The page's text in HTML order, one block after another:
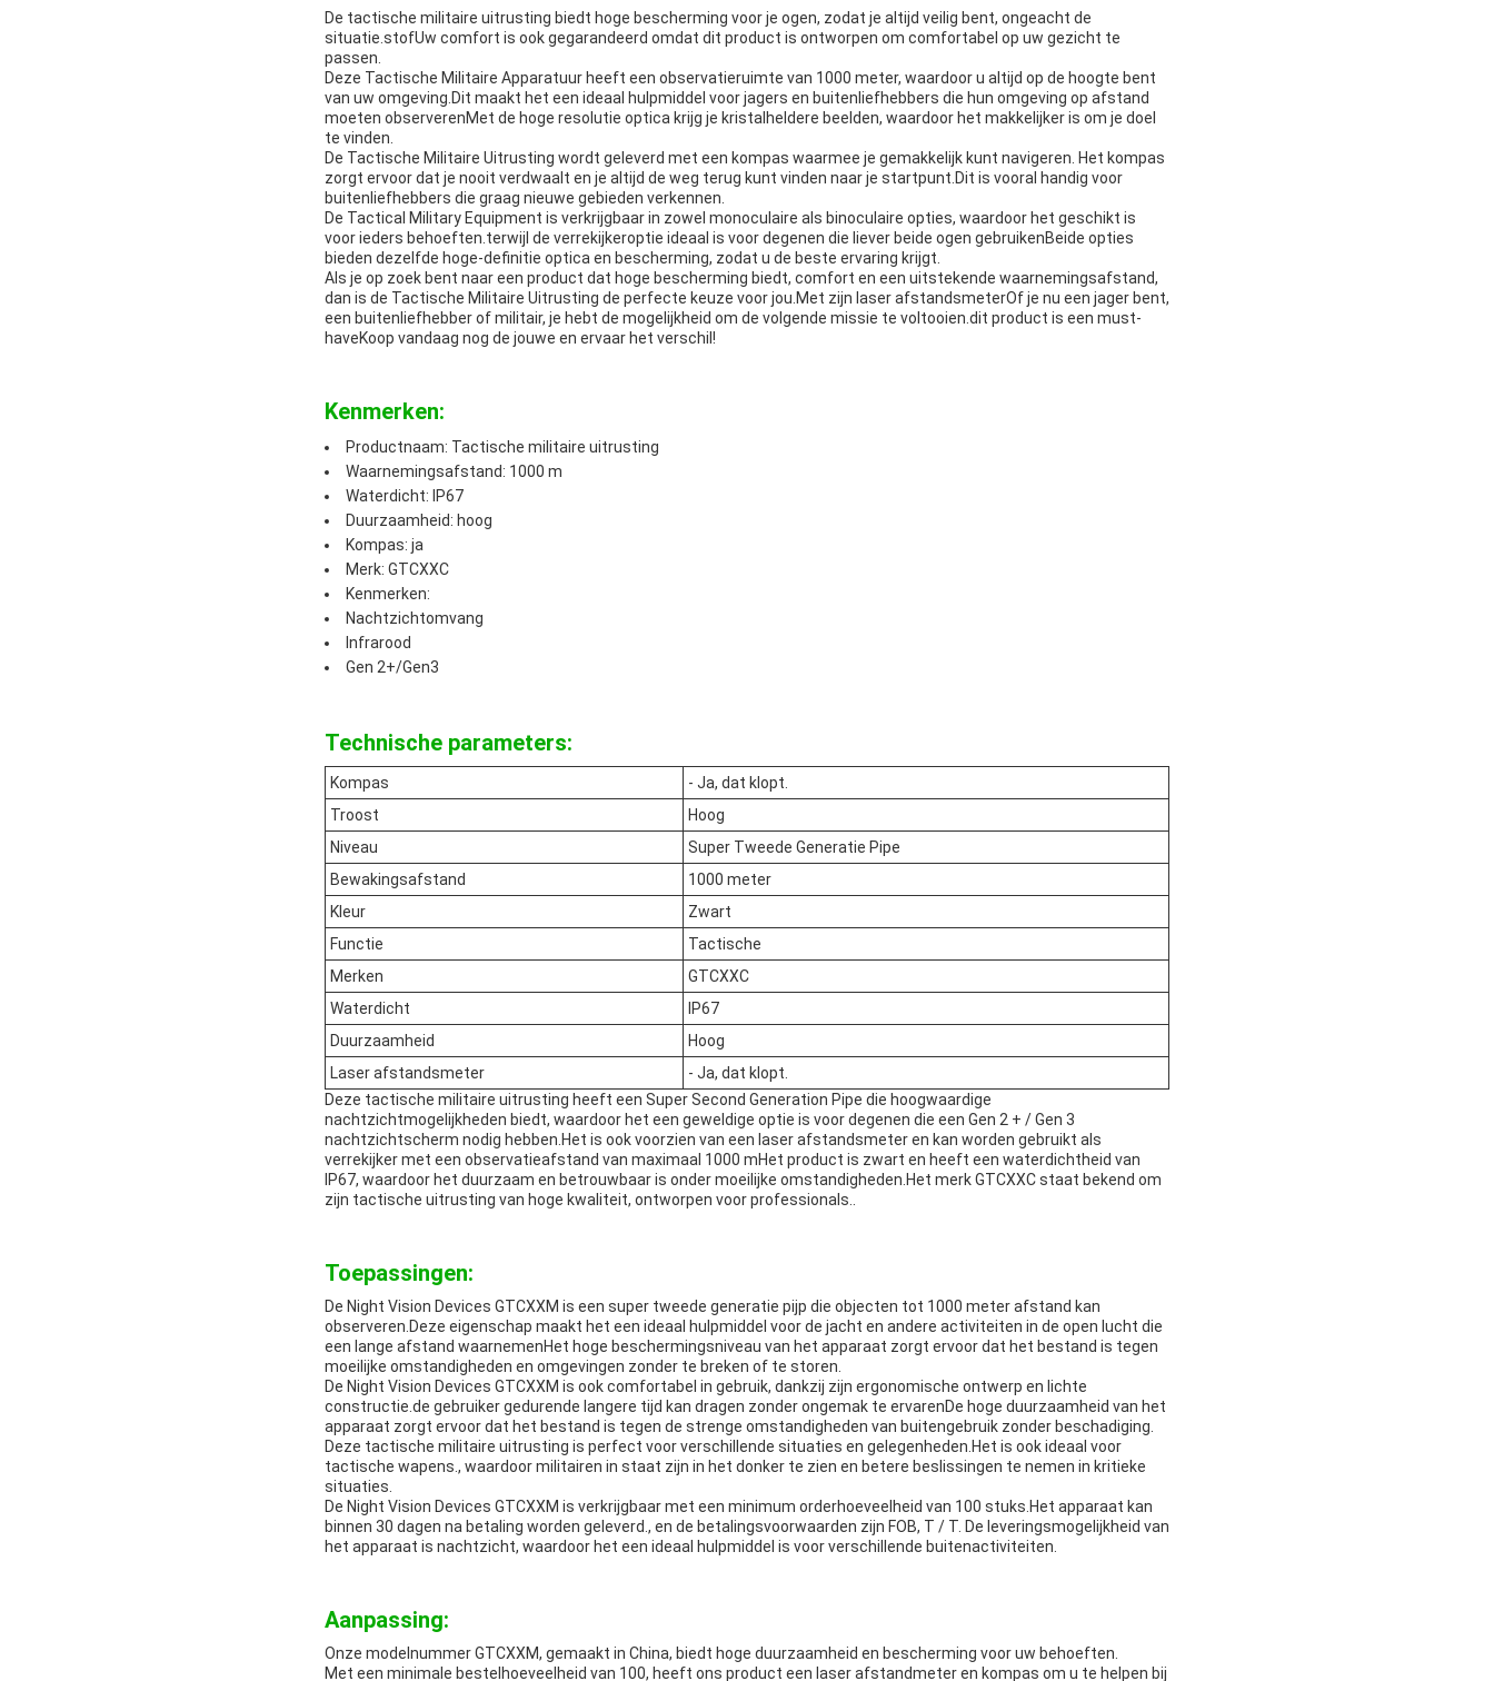
De tactische militaire uitrusting biedt hoge bescherming voor je ogen, zodat je altijd veilig bent, ongeacht de
situatie.stofUw comfort is ook gegarandeerd omdat dit product is ontworpen om comfortabel op uw gezicht te
passen.
Deze Tactische Militaire Apparatuur heeft een observatieruimte van 1000 meter, waardoor u altijd op de hoogte bent
van uw omgeving.Dit maakt het een ideaal hulpmiddel voor jagers en buitenliefhebbers die hun omgeving op afstand
moeten observerenMet de hoge resolutie optica krijg je kristalheldere beelden, waardoor het makkelijker is om je doel
te vinden.
De Tactische Militaire Uitrusting wordt geleverd met een kompas waarmee je gemakkelijk kunt navigeren. Het kompas
zorgt ervoor dat je nooit verdwaalt en je altijd de weg terug kunt vinden naar je startpunt.Dit is vooral handig voor
buitenliefhebbers die graag nieuwe gebieden verkennen.
De Tactical Military Equipment is verkrijgbaar in zowel monoculaire als binoculaire opties, waardoor het geschikt is
voor ieders behoeften.terwijl de verrekijkeroptie ideaal is voor degenen die liever beide ogen gebruikenBeide opties
bieden dezelfde hoge-definitie optica en bescherming, zodat u de beste ervaring krijgt.
Als je op zoek bent naar een product dat hoge bescherming biedt, comfort en een uitstekende waarnemingsafstand,
dan is de Tactische Militaire Uitrusting de perfecte keuze voor jou.Met zijn laser afstandsmeterOf je nu een jager bent,
een buitenliefhebber of militair, je hebt de mogelijkheid om de volgende missie te voltooien.dit product is een must-
haveKoop vandaag nog de jouwe en ervaar het verschil!
Kenmerken:
Productnaam: Tactische militaire uitrusting
Waarnemingsafstand: 1000 m
Waterdicht: IP67
Duurzaamheid: hoog
Kompas: ja
Merk: GTCXXC
Kenmerken:
Nachtzichtomvang
Infrarood
Gen 2+/Gen3
Technische parameters:
Kompas
- Ja, dat klopt.
Troost
Hoog
Niveau
Super Tweede Generatie Pipe
Bewakingsafstand
1000 meter
Kleur
Zwart
Functie
Tactische
Merken
GTCXXC
Waterdicht
IP67
Duurzaamheid
Hoog
Laser afstandsmeter
- Ja, dat klopt.
Deze tactische militaire uitrusting heeft een Super Second Generation Pipe die hoogwaardige
nachtzichtmogelijkheden biedt, waardoor het een geweldige optie is voor degenen die een Gen 2 + / Gen 3
nachtzichtscherm nodig hebben.Het is ook voorzien van een laser afstandsmeter en kan worden gebruikt als
verrekijker met een observatieafstand van maximaal 1000 mHet product is zwart en heeft een waterdichtheid van
IP67, waardoor het duurzaam en betrouwbaar is onder moeilijke omstandigheden.Het merk GTCXXC staat bekend om
zijn tactische uitrusting van hoge kwaliteit, ontworpen voor professionals..
Toepassingen:
De Night Vision Devices GTCXXM is een super tweede generatie pijp die objecten tot 1000 meter afstand kan
observeren.Deze eigenschap maakt het een ideaal hulpmiddel voor de jacht en andere activiteiten in de open lucht die
een lange afstand waarnemenHet hoge beschermingsniveau van het apparaat zorgt ervoor dat het bestand is tegen
moeilijke omstandigheden en omgevingen zonder te breken of te storen.
De Night Vision Devices GTCXXM is ook comfortabel in gebruik, dankzij zijn ergonomische ontwerp en lichte
constructie.de gebruiker gedurende langere tijd kan dragen zonder ongemak te ervarenDe hoge duurzaamheid van het
apparaat zorgt ervoor dat het bestand is tegen de strenge omstandigheden van buitengebruik zonder beschadiging.
Deze tactische militaire uitrusting is perfect voor verschillende situaties en gelegenheden.Het is ook ideaal voor
tactische wapens., waardoor militairen in staat zijn in het donker te zien en betere beslissingen te nemen in kritieke
situaties.
De Night Vision Devices GTCXXM is verkrijgbaar met een minimum orderhoeveelheid van 100 stuks.Het apparaat kan
binnen 30 dagen na betaling worden geleverd., en de betalingsvoorwaarden zijn FOB, T / T. De leveringsmogelijkheid van
het apparaat is nachtzicht, waardoor het een ideaal hulpmiddel is voor verschillende buitenactiviteiten.
Aanpassing:
Onze modelnummer GTCXXM, gemaakt in China, biedt hoge duurzaamheid en bescherming voor uw behoeften.
Met een minimale bestelhoeveelheid van 100, heeft ons product een laser afstandmeter en kompas om u te helpen bij